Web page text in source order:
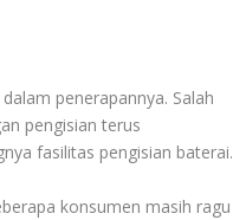
dalam penerapannya. Salah
pengisian terus
fasilitas pengisian baterai.
konsumen masih ragu